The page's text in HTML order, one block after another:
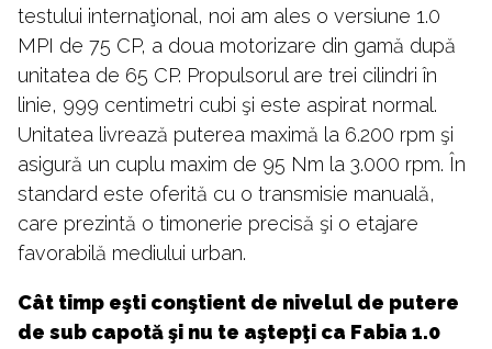
testului internaţional, noi am ales o versiune 1.0
MPI de 75 CP, a doua motorizare din gamă după
unitatea de 65 CP. Propulsorul are trei cilindri în
linie, 999 centimetri cubi şi este aspirat normal.
Unitatea livrează puterea maximă la 6.200 rpm şi
asigură un cuplu maxim de 95 Nm la 3.000 rpm. În
standard este oferită cu o transmisie manuală,
care prezintă o timonerie precisă şi o etajare
favorabilă mediului urban.
Cât timp eşti conştient de nivelul de putere
de sub capotă şi nu te aştepţi ca Fabia 1.0